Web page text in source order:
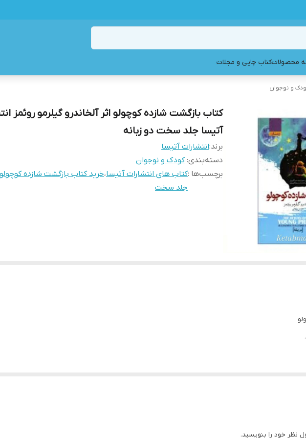
محصولاتکتاب چاپی و مجلات
و نوجوان
کتاب بازگشت شازده کوچولو اثر آلخاندرو گیلرمو روئمز
آتیسا جلد سخت دو زبانه
برند:انتشارات آتیسا
دسته‌بندی:کودک و نوجوان
برچسب‌ها :کتاب های انتشارات آتیسا،خرید کتاب بازگشت شازده کوچولو
جلد سخت
نظر خود را بنویسید.